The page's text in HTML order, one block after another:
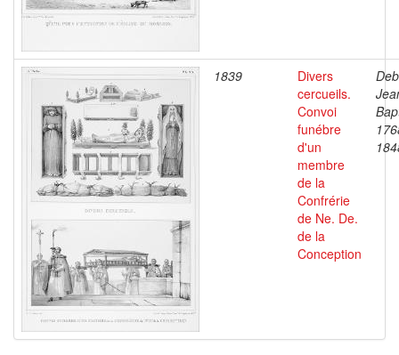
1839
Divers
cercueils.
Convoi
funébre
d'un
membre
de la
Confrérie
de Ne. De.
de la
Conception